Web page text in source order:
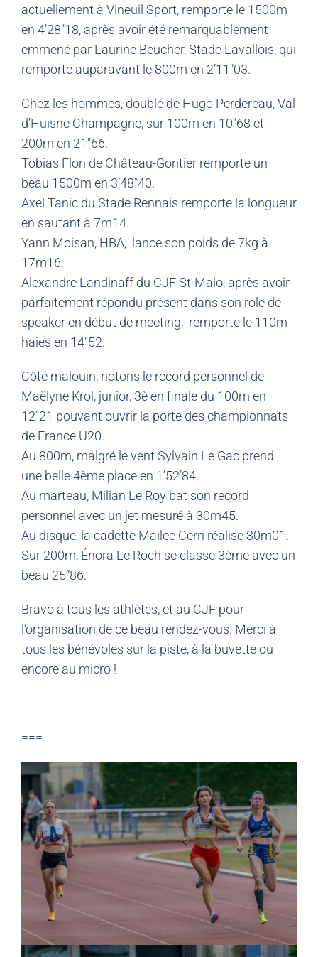
actuellement à Vineuil Sport, remporte le 1500m
en 4’28″18, après avoir été remarquablement
emmené par Laurine Beucher, Stade Lavallois, qui
remporte auparavant le 800m en 2’11″03.
Chez les hommes, doublé de Hugo Perdereau, Val
d’Huisne Champagne, sur 100m en 10″68 et
200m en 21″66.
Tobias Flon de Château-Gontier remporte un
beau 1500m en 3’48″40.
Axel Tanic du Stade Rennais remporte la longueur
en sautant à 7m14.
Yann Moisan, HBA, lance son poids de 7kg à
17m16.
Alexandre Landinaff du CJF St-Malo, après avoir
parfaitement répondu présent dans son rôle de
speaker en début de meeting, remporte le 110m
haies en 14″52.
Côté malouin, notons le record personnel de
Maëlyne Krol, junior, 3è en finale du 100m en
12″21 pouvant ouvrir la porte des championnats
de France U20.
Au 800m, malgré le vent Sylvain Le Gac prend
une belle 4ème place en 1’52’84.
Au marteau, Milian Le Roy bat son record
personnel avec un jet mesuré à 30m45.
Au disque, la cadette Mailee Cerri réalise 30m01.
Sur 200m, Énora Le Roch se classe 3ème avec un
beau 25”86.
Bravo à tous les athlètes, et au CJF pour
l’organisation de ce beau rendez-vous. Merci à
tous les bénévoles sur la piste, à la buvette ou
encore au micro !
===